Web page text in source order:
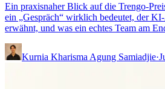
Ein praxisnaher Blick auf die Trengo-
ein „Gespräch“ wirklich bedeutet, der
erwähnt, und was ein echtes Team am
Kurnia Kharisma Agung Samiadjie·